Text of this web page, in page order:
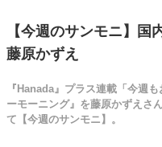
【今週のサンモニ】国
藤原かずえ
『Hanada』プラス連載「今週
ーモーニング』を藤原かずえさ
て【今週のサンモニ】。